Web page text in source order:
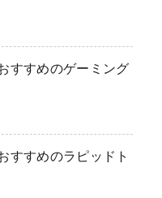
すすめのゲーミング
すすめのラピッドト